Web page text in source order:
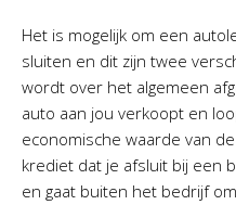
Het is mogelijk om een
sluiten en dit zijn twee
wordt over het algemeen
auto aan jou verkoopt en
economische waarde van
krediet dat je afsluit bij een
en gaat buiten het bedrijf